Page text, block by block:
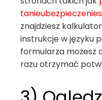
znajdziesz
instrukcje w języku
formularza możesz
razu otrzymać